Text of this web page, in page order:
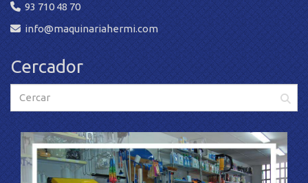
93 710 48 70
info
maquinariahermi.com
Cercador